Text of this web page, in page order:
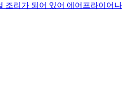
조리가 되어 있어 에어프라이어나